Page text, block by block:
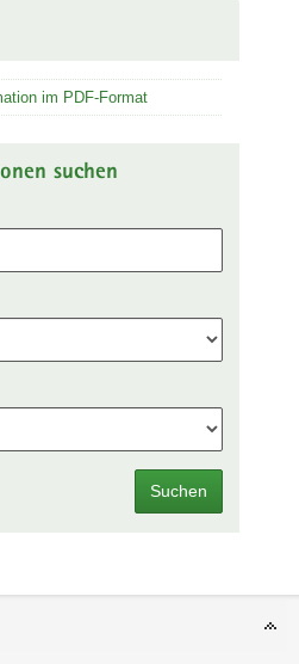
im PDF-Format
suchen
Suchen